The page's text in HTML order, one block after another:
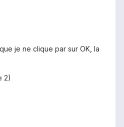
je ne clique par sur OK, la
2)